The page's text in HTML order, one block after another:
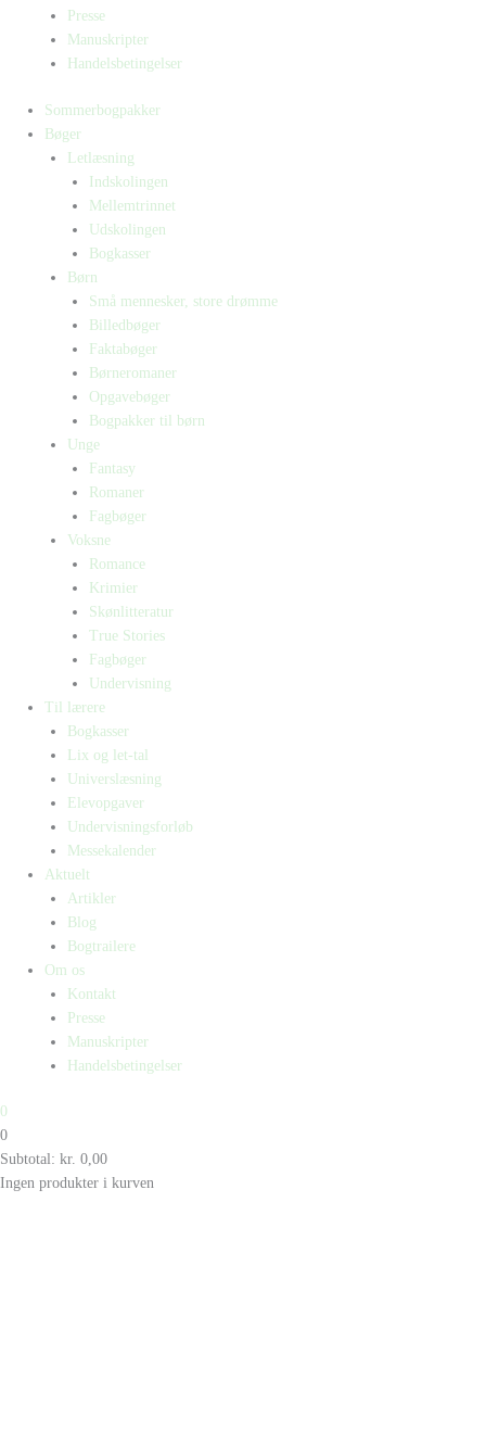
Presse
Manuskripter
Handelsbetingelser
Sommerbogpakker
Bøger
Letlæsning
Indskolingen
Mellemtrinnet
Udskolingen
Bogkasser
Børn
Små mennesker, store drømme
Billedbøger
Faktabøger
Børneromaner
Opgavebøger
Bogpakker til børn
Unge
Fantasy
Romaner
Fagbøger
Voksne
Romance
Krimier
Skønlitteratur
True Stories
Fagbøger
Undervisning
Til lærere
Bogkasser
Lix og let-tal
Universlæsning
Elevopgaver
Undervisningsforløb
Messekalender
Aktuelt
Artikler
Blog
Bogtrailere
Om os
Kontakt
Presse
Manuskripter
Handelsbetingelser
0
0
Subtotal: kr. 0,00
Ingen produkter i kurven